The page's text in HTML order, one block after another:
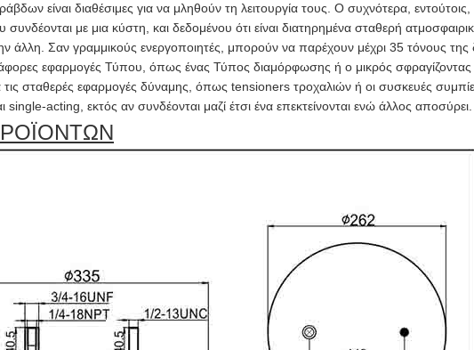
είναι διαθέσιμες για να μληθούν τη λειτουργία τους. Ο συχνότερα,
με μια κύστη, και δεδομένου ότι είναι διατηρημένα σταθερή
άλλη. Σαν γραμμικούς ενεργοποιητές, μπορούν να παρέχουν μέχρι 35 τόνους
εφαρμογές Τύπου, όπως ένας Τύπος διαμόρφωσης ή ο μικρός σφραγίζοντας
τις σταθερές εφαρμογές δύναμης, όπως tensioners τροχαλιών ή οι συσκευές
single-acting, εκτός αν συνδέονται μαζί έτσι ένα επεκτείνονται ενώ άλλος αποσύρει.